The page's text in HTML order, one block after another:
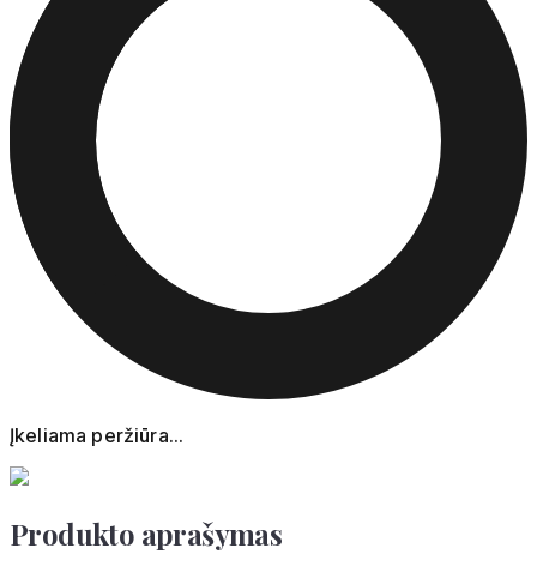
Įkeliama peržiūra...
Produkto aprašymas